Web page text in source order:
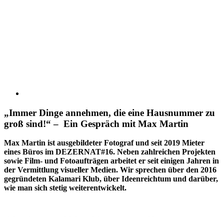
„Immer Dinge annehmen, die eine Hausnummer zu
groß sind!“ – Ein Gespräch mit Max Martin
Max Martin ist ausgebildeter Fotograf und seit 2019 Mieter
eines Büros im DEZERNAT#16. Neben zahlreichen Projekten
sowie Film- und Fotoaufträgen arbeitet er seit einigen Jahren in
der Vermittlung visueller Medien. Wir sprechen über den 2016
gegründeten Kalamari Klub, über Ideenreichtum und darüber,
wie man sich stetig weiterentwickelt.